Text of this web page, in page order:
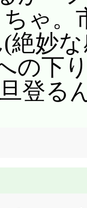
は一
攀
に出
「ふ
ホッ
った
て
ゃ。
絶妙
の下
登る